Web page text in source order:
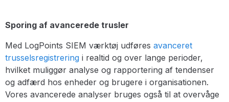
Sporing af avancerede trusler
Med LogPoints SIEM værktøj udføres avanceret
trusselsregistrering i realtid og over lange perioder,
hvilket muliggør analyse og rapportering af tendenser
og adfærd hos enheder og brugere i organisationen.
Vores avancerede analyser bruges også til at overvåge